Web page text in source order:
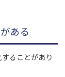
ある
ることがあり